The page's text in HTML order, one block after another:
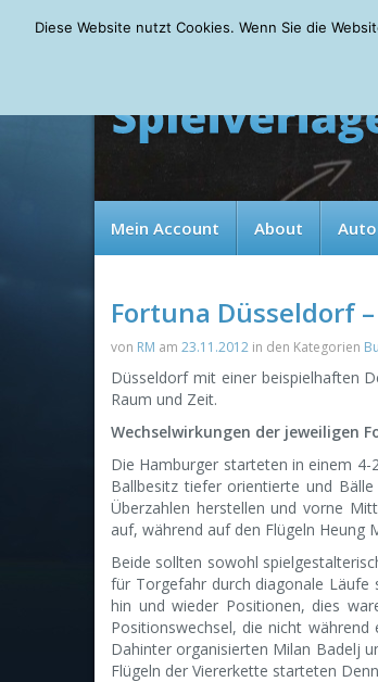
Thursday, 06.08.2026
Mein Account About
Fortuna Düsseldorf
von RM am 23.11.2012 in den Kategorien
Düsseldorf mit einer beispielhaften
Raum und Zeit.
Wechselwirkungen der jeweiligen
Die Hamburger starteten in einem 4-
Ballbesitz tiefer orientierte und
Überzahlen herstellen und vorne
auf, während auf den Flügeln Heung
Beide sollten sowohl
für Torgefahr durch diagonale Läufe
hin und wieder Positionen, dies
Positionswechsel, die nicht
Dahinter organisierten Milan Badelj
Flügeln der Viererkette starteten
Diese Website nutzt Cookies. Wenn Sie die